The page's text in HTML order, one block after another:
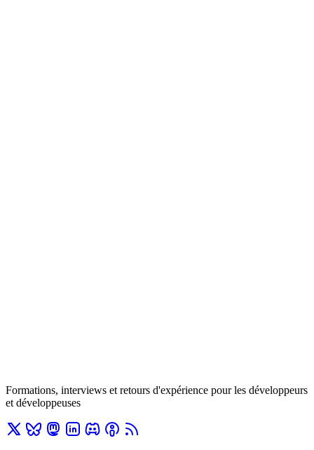
Formations, interviews et retours d'expérience pour les développeurs
et développeuses